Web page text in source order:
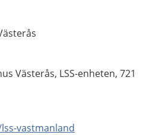
Västerås, LSS-enheten, 721
vastmanland